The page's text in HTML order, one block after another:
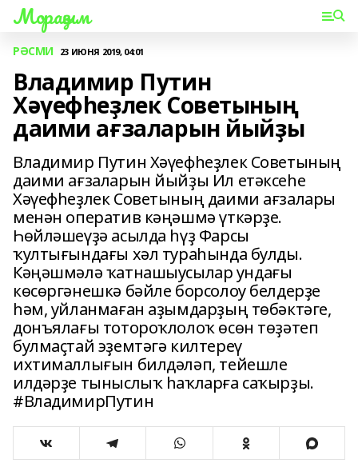
Мораҙым
РӘСМИ 23 ИЮНЯ 2019, 04:01
Владимир Путин
Хәүефһеҙлек Советының
даими ағзаларын йыйҙы
Владимир Путин Хәүефһеҙлек Советының
даими ағзаларын йыйҙы Ил етәксеһе
Хәүефһеҙлек Советының даими ағзалары
менән оператив кәңәшмә үткәрҙе.
Һөйләшеүҙә асылда һүҙ Фарсы
ҡултығындағы хәл тураһында булды.
Кәңәшмәлә ҡатнашыусылар ундағы
көсөргәнешкә бәйле борсолоу белдерҙе
һәм, уйланмаған аҙымдарҙың төбәктәге,
донъялағы тотороҡлолоҡ өсөн төҙәтеп
булмаҫтай эҙемтәгә килтереү
ихтималлығын билдәләп, тейешле
илдәрҙе тыныслыҡ һаҡларға саҡырҙы.
#ВладимирПутин